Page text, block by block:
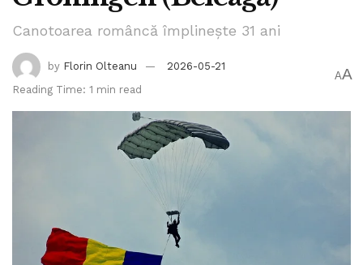
Canotoarea româncă împlinește 31 ani
by Florin Olteanu
2026-05-21
Reading Time: 1 min read
AA